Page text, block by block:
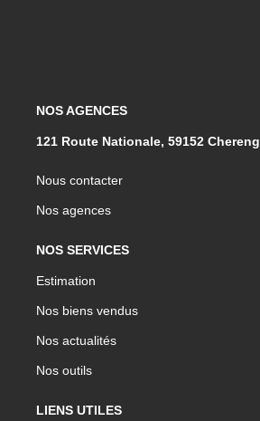
NOS AGENCES
121 Route Nationale, 59152 Chereng
Nous contacter
Nos agences
NOS SERVICES
Estimation
Nos biens vendus
Nos actualités
Nos outils
LIENS UTILES